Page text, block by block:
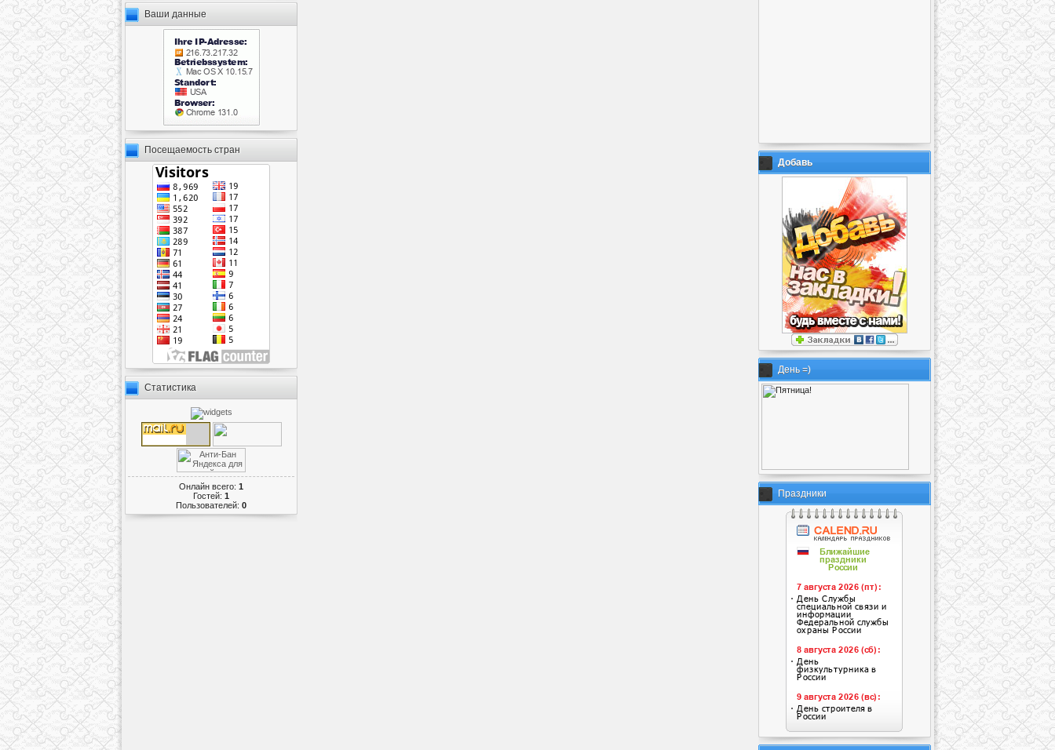
Ваши данные
Посещаемость стран
Статистика
Онлайн всего: 1
Гостей: 1
Пользователей: 0
Добавь
День =)
Праздники